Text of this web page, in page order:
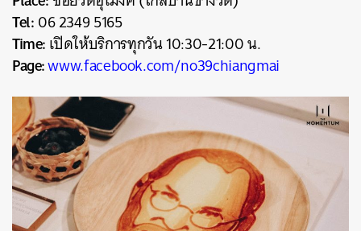
Tel:06 2349 5165
Time:เปิดให้บริการทุกวัน 10:30-21:00 น.
Page:www.facebook.com/no39chiangmai